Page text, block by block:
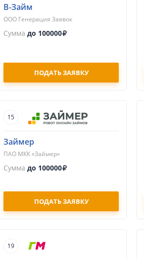
В-Займ
ООО Генерация Заявок
Сумма до 100000
ПОДАТЬ ЗАЯВКУ
15
Займер
ПАО МКК «Займер»
Сумма до 100000
ПОДАТЬ ЗАЯВКУ
19